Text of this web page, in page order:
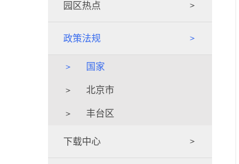
园区热点
政策法规
国家
北京市
丰台区
下载中心